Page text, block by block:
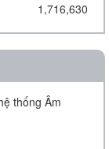
1,716,630
thống Âm